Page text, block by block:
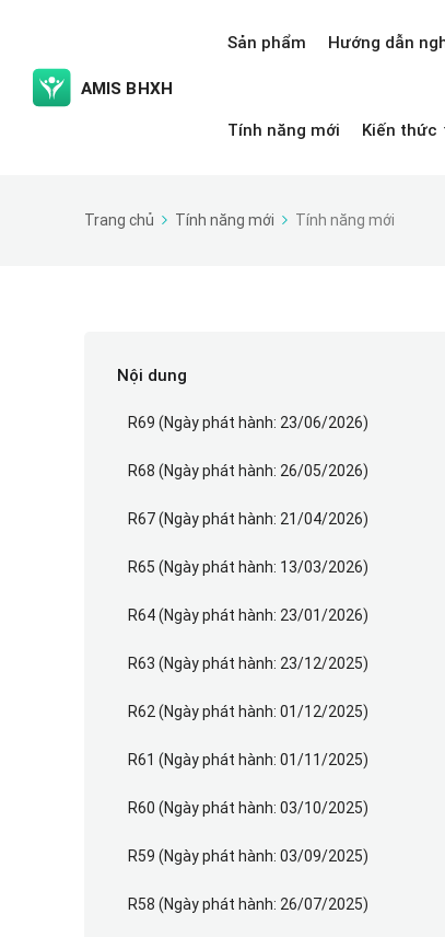
Sản phẩm Hướng dẫn
Tính năng mới Kiến thức
Trang chủ Tính năng mới Tính năng mới
Nội dung
R69 (Ngày phát hành: 23/06/2026)
R68 (Ngày phát hành: 26/05/2026)
R67 (Ngày phát hành: 21/04/2026)
R65 (Ngày phát hành: 13/03/2026)
R64 (Ngày phát hành: 23/01/2026)
R63 (Ngày phát hành: 23/12/2025)
R62 (Ngày phát hành: 01/12/2025)
R61 (Ngày phát hành: 01/11/2025)
R60 (Ngày phát hành: 03/10/2025)
R59 (Ngày phát hành: 03/09/2025)
R58 (Ngày phát hành: 26/07/2025)